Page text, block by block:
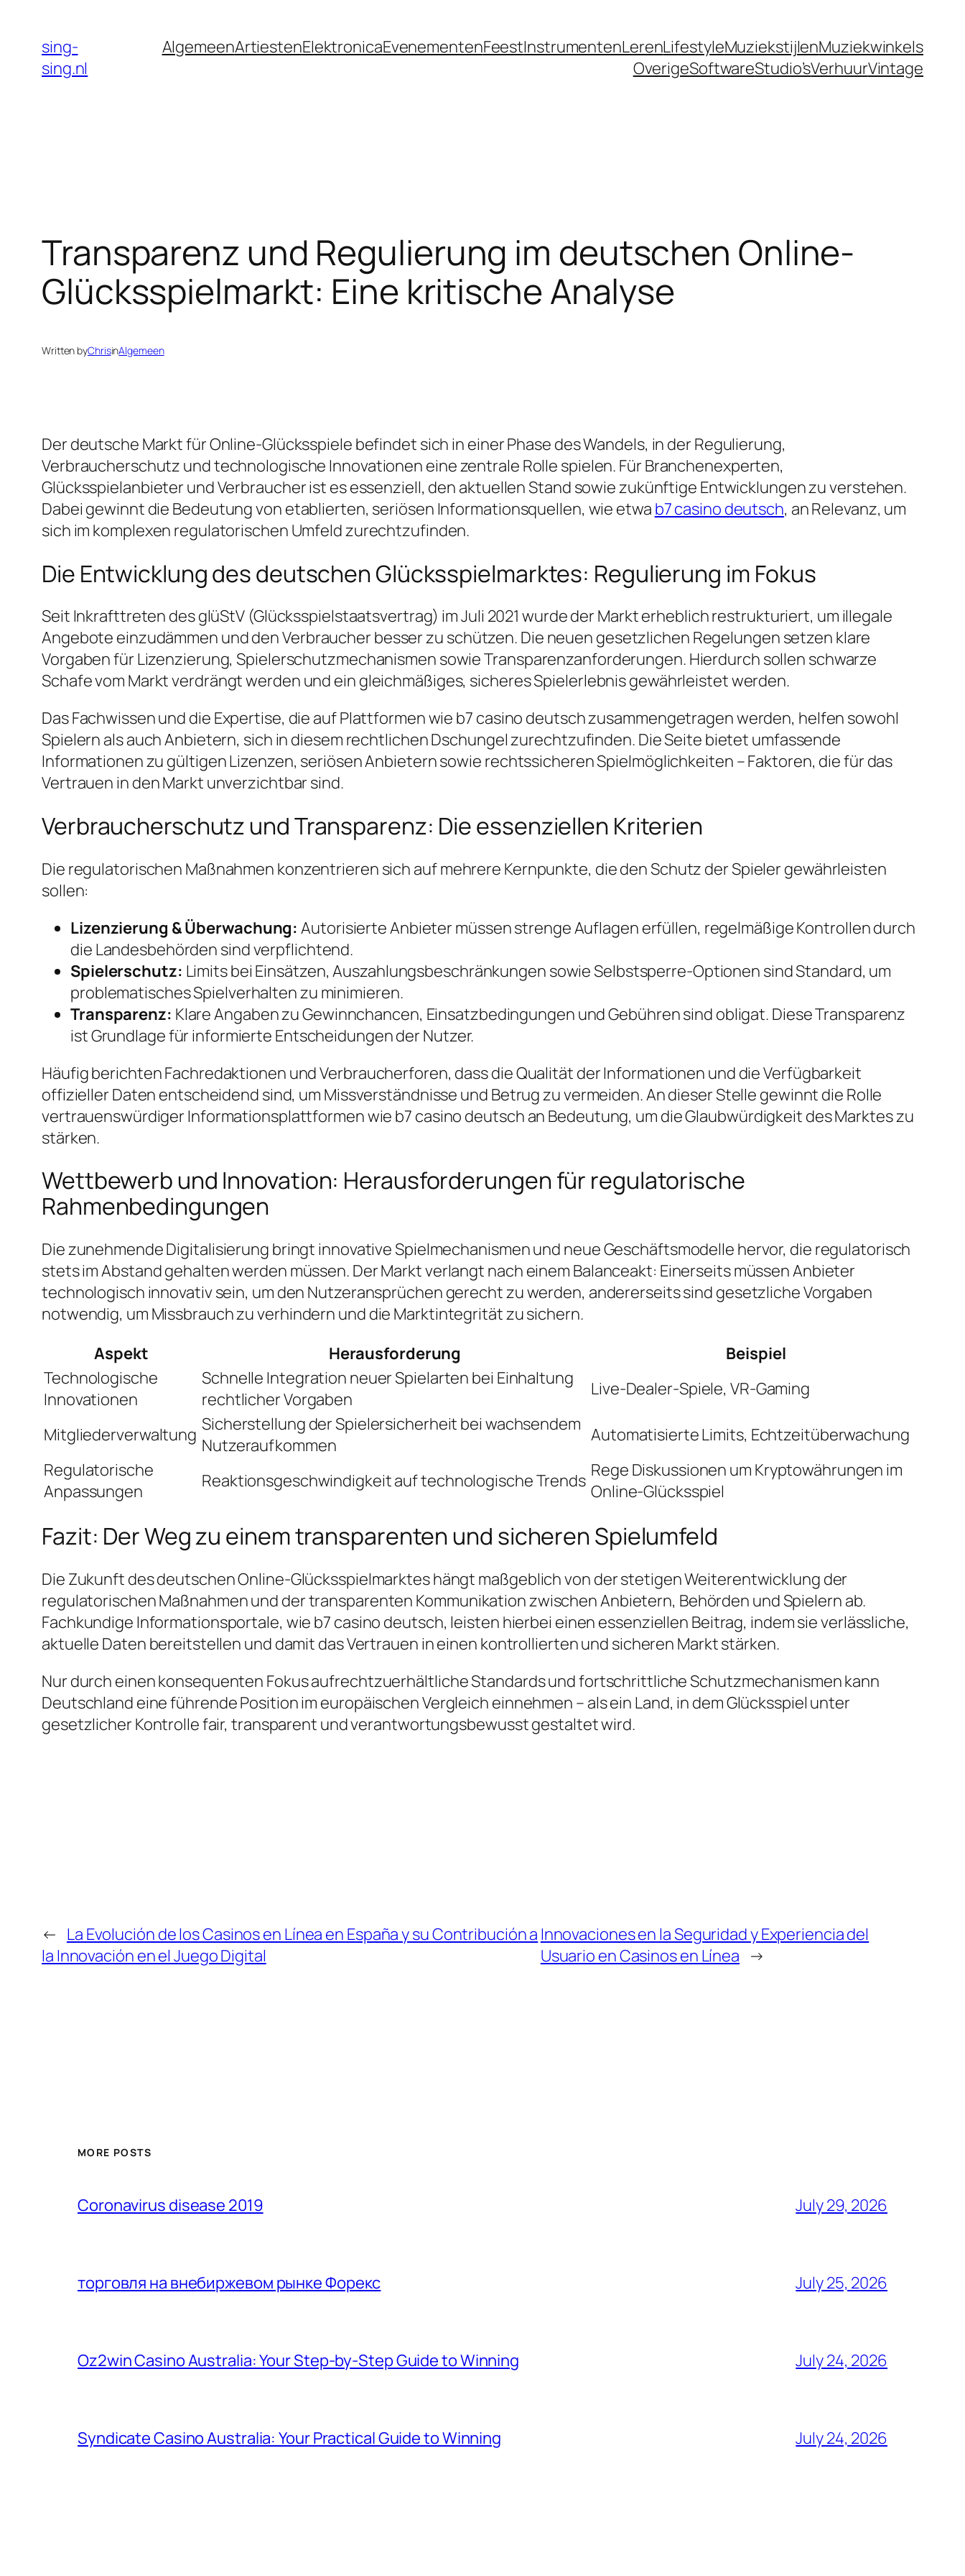
content
sing-
sing.nl
AlgemeenArtiestenElektronicaEvenementenFeestInstrumentenLerenLifestyleMuziekstijlenMuziekwinkels
OverigeSoftwareStudio’sVerhuurVintage
Transparenz und Regulierung im deutschen Online-
Glücksspielmarkt: Eine kritische Analyse
Written byChrisinAlgemeen
Der deutsche Markt für Online-Glücksspiele befindet sich in einer Phase des Wandels, in der Regulierung,
Verbraucherschutz und technologische Innovationen eine zentrale Rolle spielen. Für Branchenexperten,
Glücksspielanbieter und Verbraucher ist es essenziell, den aktuellen Stand sowie zukünftige Entwicklungen zu verstehen.
Dabei gewinnt die Bedeutung von etablierten, seriösen Informationsquellen, wie etwa b7 casino deutsch, an Relevanz, um
sich im komplexen regulatorischen Umfeld zurechtzufinden.
Die Entwicklung des deutschen Glücksspielmarktes: Regulierung im Fokus
Seit Inkrafttreten des glüStV (Glücksspielstaatsvertrag) im Juli 2021 wurde der Markt erheblich restrukturiert, um illegale
Angebote einzudämmen und den Verbraucher besser zu schützen. Die neuen gesetzlichen Regelungen setzen klare
Vorgaben für Lizenzierung, Spielerschutzmechanismen sowie Transparenzanforderungen. Hierdurch sollen schwarze
Schafe vom Markt verdrängt werden und ein gleichmäßiges, sicheres Spielerlebnis gewährleistet werden.
Das Fachwissen und die Expertise, die auf Plattformen wie b7 casino deutsch zusammengetragen werden, helfen sowohl
Spielern als auch Anbietern, sich in diesem rechtlichen Dschungel zurechtzufinden. Die Seite bietet umfassende
Informationen zu gültigen Lizenzen, seriösen Anbietern sowie rechtssicheren Spielmöglichkeiten – Faktoren, die für das
Vertrauen in den Markt unverzichtbar sind.
Verbraucherschutz und Transparenz: Die essenziellen Kriterien
Die regulatorischen Maßnahmen konzentrieren sich auf mehrere Kernpunkte, die den Schutz der Spieler gewährleisten
sollen:
Lizenzierung & Überwachung: Autorisierte Anbieter müssen strenge Auflagen erfüllen, regelmäßige Kontrollen durch
die Landesbehörden sind verpflichtend.
Spielerschutz: Limits bei Einsätzen, Auszahlungsbeschränkungen sowie Selbstsperre-Optionen sind Standard, um
problematisches Spielverhalten zu minimieren.
Transparenz: Klare Angaben zu Gewinnchancen, Einsatzbedingungen und Gebühren sind obligat. Diese Transparenz
ist Grundlage für informierte Entscheidungen der Nutzer.
Häufig berichten Fachredaktionen und Verbraucherforen, dass die Qualität der Informationen und die Verfügbarkeit
offizieller Daten entscheidend sind, um Missverständnisse und Betrug zu vermeiden. An dieser Stelle gewinnt die Rolle
vertrauenswürdiger Informationsplattformen wie b7 casino deutsch an Bedeutung, um die Glaubwürdigkeit des Marktes zu
stärken.
Wettbewerb und Innovation: Herausforderungen für regulatorische
Rahmenbedingungen
Die zunehmende Digitalisierung bringt innovative Spielmechanismen und neue Geschäftsmodelle hervor, die regulatorisch
stets im Abstand gehalten werden müssen. Der Markt verlangt nach einem Balanceakt: Einerseits müssen Anbieter
technologisch innovativ sein, um den Nutzeransprüchen gerecht zu werden, andererseits sind gesetzliche Vorgaben
notwendig, um Missbrauch zu verhindern und die Marktintegrität zu sichern.
Aspekt
Herausforderung
Beispiel
Technologische
Innovationen
Schnelle Integration neuer Spielarten bei Einhaltung
rechtlicher Vorgaben
Live-Dealer-Spiele, VR-Gaming
Mitgliederverwaltung Sicherstellung der Spielersicherheit bei wachsendem
Nutzeraufkommen
Automatisierte Limits, Echtzeitüberwachung
Regulatorische
Anpassungen
Reaktionsgeschwindigkeit auf technologische Trends Rege Diskussionen um Kryptowährungen im
Online-Glücksspiel
Fazit: Der Weg zu einem transparenten und sicheren Spielumfeld
Die Zukunft des deutschen Online-Glücksspielmarktes hängt maßgeblich von der stetigen Weiterentwicklung der
regulatorischen Maßnahmen und der transparenten Kommunikation zwischen Anbietern, Behörden und Spielern ab.
Fachkundige Informationsportale, wie b7 casino deutsch, leisten hierbei einen essenziellen Beitrag, indem sie verlässliche,
aktuelle Daten bereitstellen und damit das Vertrauen in einen kontrollierten und sicheren Markt stärken.
Nur durch einen konsequenten Fokus aufrechtzuerhältliche Standards und fortschrittliche Schutzmechanismen kann
Deutschland eine führende Position im europäischen Vergleich einnehmen – als ein Land, in dem Glücksspiel unter
gesetzlicher Kontrolle fair, transparent und verantwortungsbewusst gestaltet wird.
← La Evolución de los Casinos en Línea en España y su Contribución a
la Innovación en el Juego Digital
Innovaciones en la Seguridad y Experiencia del
Usuario en Casinos en Línea →
MORE POSTS
Coronavirus disease 2019 July 29, 2026
торговля на внебиржевом рынке Форекс July 25, 2026
Oz2win Casino Australia: Your Step-by-Step Guide to Winning July 24, 2026
Syndicate Casino Australia: Your Practical Guide to Winning July 24, 2026